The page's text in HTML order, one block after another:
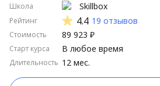
Школа
Рейтинг
Стоимость
Старт курса
Длительность
Skillbox
4.4 19 отзывов
89 923 ₽
12 мес.
В любое время